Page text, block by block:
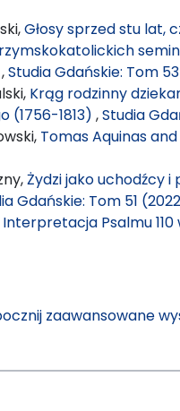
Głosy sprzed stu lat,
,Studia Gdańskie: Tom
Krąg rodzinny
(1756-1813) ,Studia
Tomas Aquinas
Żydzi jako uchodźcy
Gdańskie: Tom 51
Interpretacja Psalmu
zaawansowane